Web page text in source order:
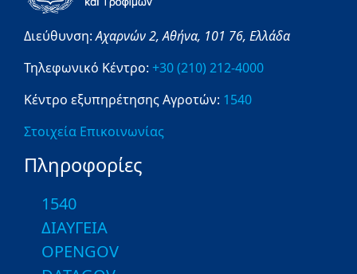
Διεύθυνση:Αχαρνών 2,Αθήνα, 101 76, Ελλάδα
Τηλεφωνικό Κέντρο: +30 (210) 212-4000
Κέντρο εξυπηρέτησης Αγροτών: 1540
Στοιχεία Επικοινωνίας
Πληροφορίες
1540
ΔΙΑΥΓΕΙΑ
OPENGOV